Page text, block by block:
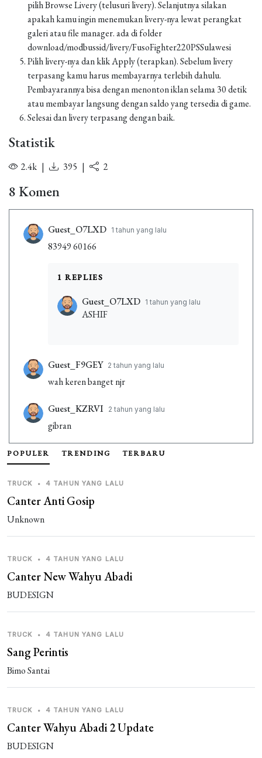
pilih Browse Livery (telusuri livery). Selanjutnya silakan
apakah kamu ingin menemukan livery-nya lewat perangkat
galeri atau file manager. ada di folder
download/modbussid/livery/FusoFighter220PSSulawesi
Pilih livery-nya dan klik Apply (terapkan). Sebelum livery
terpasang kamu harus membayarnya terlebih dahulu.
Pembayarannya bisa dengan menonton iklan selama 30 detik
atau membayar langsung dengan saldo yang tersedia di game.
Selesai dan livery terpasang dengan baik.
Statistik
2.4k | 395 | 2
8 Komen
Guest_O7LXD 1 tahun yang lalu
83949 60166
1 REPLIES
Guest_O7LXD 1 tahun yang lalu
ASHIF
Guest_F9GEY 2 tahun yang lalu
wah keren banget njr
Guest_KZRVI 2 tahun yang lalu
gibran
Guest_2MH9C 2 tahun yang lalu
Guest_284G7
Guest_M0FMW
p1
Guest_M0FMW
p
1 REPLIES
POPULER TRENDING TERBARU
TRUCK • 4 TAHUN YANG LALU
Canter Anti Gosip
Unknown
TRUCK • 4 TAHUN YANG LALU
Canter New Wahyu Abadi
BUDESIGN
TRUCK • 4 TAHUN YANG LALU
Sang Perintis
Bimo Santai
TRUCK • 4 TAHUN YANG LALU
Canter Wahyu Abadi 2 Update
BUDESIGN